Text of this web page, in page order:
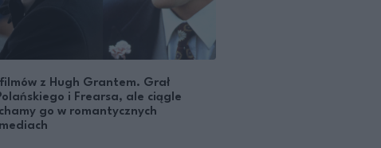
filmów z Hugh Grantem. Grał
i Frearsa, ale ciągle
go w romantycznych